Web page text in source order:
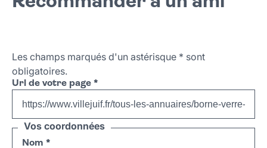
Les champs marqués d'un astérisque * sont
obligatoires.
Url de votre page *
Vos coordonnées
Nom *